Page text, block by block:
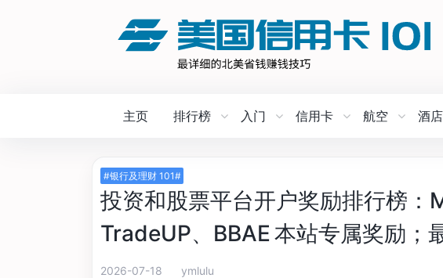
主页 排行榜 入门 信用卡 航空 酒店
#银行及理财 101#
投资和股票平台开户奖励排行榜：
TradeUP、BBAE 本站专属奖励；
2026-07-18 ymlulu